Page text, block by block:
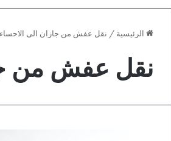
الرئيسية / نقل عفش من جازان الى الاحساء
نقل عفش من